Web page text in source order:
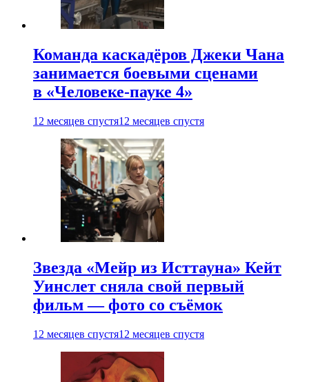
Команда каскадёров Джеки Чана
занимается боевыми сценами
в «Человеке-пауке 4»
12 месяцев спустя12 месяцев спустя
Звезда «Мейр из Исттауна» Кейт
Уинслет сняла свой первый
фильм — фото со съёмок
12 месяцев спустя12 месяцев спустя